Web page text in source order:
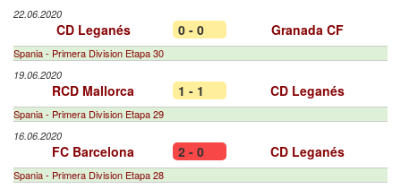
22.06.2020
CD Leganés 0 - 0 Granada CF
Spania - Primera Division Etapa 30
19.06.2020
RCD Mallorca 1 - 1 CD Leganés
Spania - Primera Division Etapa 29
16.06.2020
FC Barcelona 2 - 0 CD Leganés
Spania - Primera Division Etapa 28